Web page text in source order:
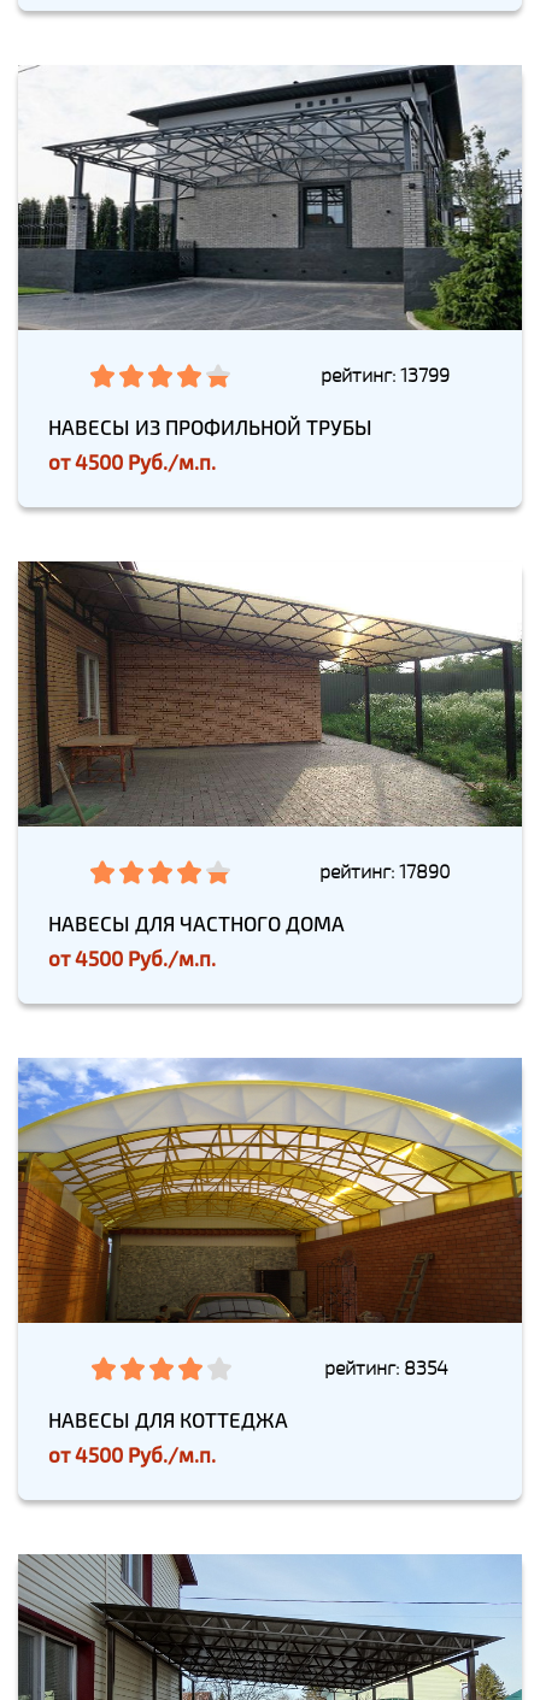
рейтинг: 13799
НАВЕСЫ ИЗ ПРОФИЛЬНОЙ ТРУБЫ
от4500 Руб./м.п.
рейтинг: 17890
НАВЕСЫ ДЛЯ ЧАСТНОГО ДОМА
от4500 Руб./м.п.
рейтинг: 8354
НАВЕСЫ ДЛЯ КОТТЕДЖА
от4500 Руб./м.п.